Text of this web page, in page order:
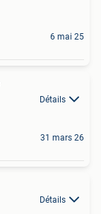
6 mai 25
Détails
31 mars 26
Détails